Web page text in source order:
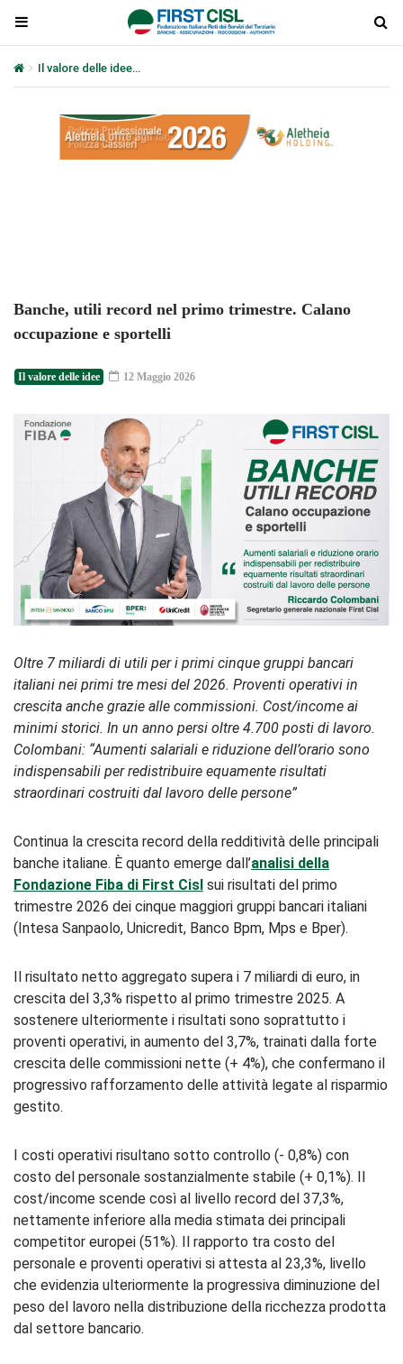
Il valore delle idee
Banche, utili record nel primo trimestre. Calano
occupazione e sportelli
Il valore delle idee 12 Maggio 2026
Oltre 7 miliardi di utili per i primi cinque gruppi bancari
italiani nei primi tre mesi del 2026. Proventi operativi in
crescita anche grazie alle commissioni. Cost/income ai
minimi storici. In un anno persi oltre 4.700 posti di lavoro.
Colombani: “Aumenti salariali e riduzione dell’orario sono
indispensabili per redistribuire equamente risultati
straordinari costruiti dal lavoro delle persone”
Continua la crescita record della redditività delle principali
banche italiane. È quanto emerge dall’analisi della
Fondazione Fiba di First Cisl sui risultati del primo
trimestre 2026 dei cinque maggiori gruppi bancari italiani
(Intesa Sanpaolo, Unicredit, Banco Bpm, Mps e Bper).
Il risultato netto aggregato supera i 7 miliardi di euro, in
crescita del 3,3% rispetto al primo trimestre 2025. A
sostenere ulteriormente i risultati sono soprattutto i
proventi operativi, in aumento del 3,7%, trainati dalla forte
crescita delle commissioni nette (+ 4%), che confermano il
progressivo rafforzamento delle attività legate al risparmio
gestito.
I costi operativi risultano sotto controllo (- 0,8%) con
costo del personale sostanzialmente stabile (+ 0,1%). Il
cost/income scende così al livello record del 37,3%,
nettamente inferiore alla media stimata dei principali
competitor europei (51%). Il rapporto tra costo del
personale e proventi operativi si attesta al 23,3%, livello
che evidenzia ulteriormente la progressiva diminuzione del
peso del lavoro nella distribuzione della ricchezza prodotta
dal settore bancario.